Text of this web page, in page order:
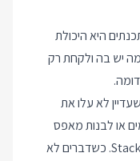
היא היכולת
יש בה ולקחת רק
לא עלו את
או לבנות מאפס
בעזרת ChatGPT ופיתרונות מ Stack Overflow. כשדברים לא